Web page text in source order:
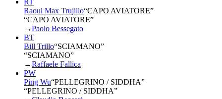
Raoul Max Trujillo“CAPO AVIATORE”
“CAPO AVIATORE”
→Paolo Bessegato
BT
Bill Trillo“SCIAMANO”
“SCIAMANO”
→Raffaele Fallica
PW
Ping Wu“PELLEGRINO / SIDDHA”
“PELLEGRINO / SIDDHA”